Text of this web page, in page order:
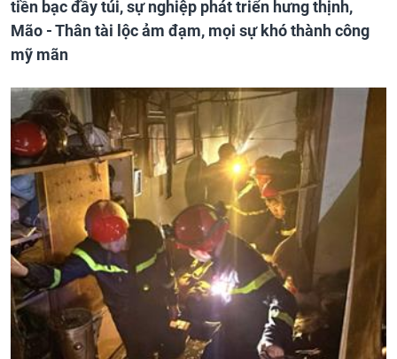
tiền bạc đầy túi, sự nghiệp phát triển hưng thịnh,
Mão - Thân tài lộc ảm đạm, mọi sự khó thành công
mỹ mãn